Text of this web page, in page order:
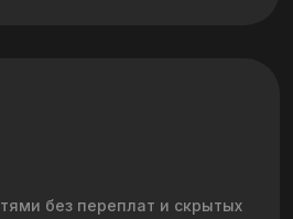
без переплат и скрытых